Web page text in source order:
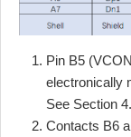
Pin B5
electronically
See Section
Contacts B6